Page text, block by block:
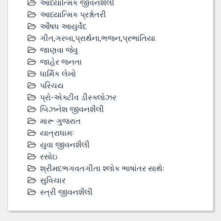
આધ્યાત્મિક જીવનશૈલી
આધ્યાત્મિક પ્રશ્નોતરી
ઔષધ આયુર્વેદ
ગીત,ગરબા,પ્રાર્થના,ભજન,પ્રભાતિયા
જાણવા જેવુ
જાહેર જનતા
ધાર્મિક લેખો
પરિચય
પ્રો-એક્ટીવ ડીસ્‍ક્લોઝર
બિઝનેશ જીવનશૈલી
મારૂ ગુજરાત
યાત્રાધામઃ
યુવા જીવનશૈલી
રસોઇ
શ્રીમદભગવતગીતા શ્લોક ભાષાંતર સાથેઃ
સુવિચાર
સ્ત્રી જીવનશૈલી